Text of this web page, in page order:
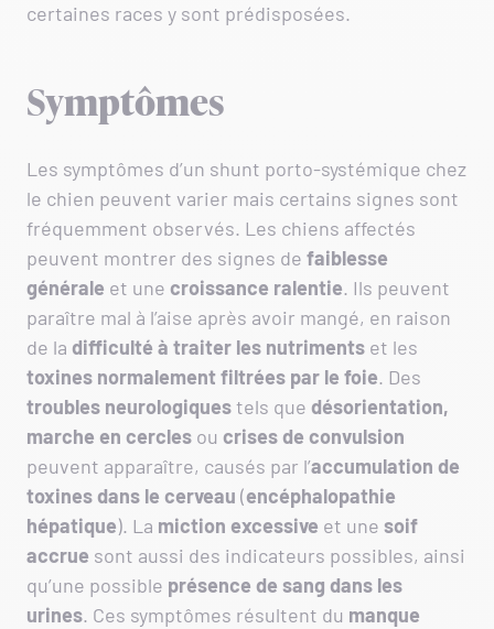
certaines races y sont prédisposées.
Symptômes
Les symptômes d’un shunt porto-systémique chez
le chien peuvent varier mais certains signes sont
fréquemment observés. Les chiens affectés
peuvent montrer des signes de faiblesse
générale et une croissance ralentie. Ils peuvent
paraître mal à l’aise après avoir mangé, en raison
de la difficulté à traiter les nutriments et les
toxines normalement filtrées par le foie. Des
troubles neurologiquestels que désorientation,
marche en cercles ou crises de convulsion
peuvent apparaître, causés par l’accumulation de
toxines dans le cerveau (encéphalopathie
hépatique). La miction excessive et une soif
accrue sont aussi des indicateurs possibles, ainsi
qu’une possible présence de sang dans les
urines. Ces symptômes résultent du manque